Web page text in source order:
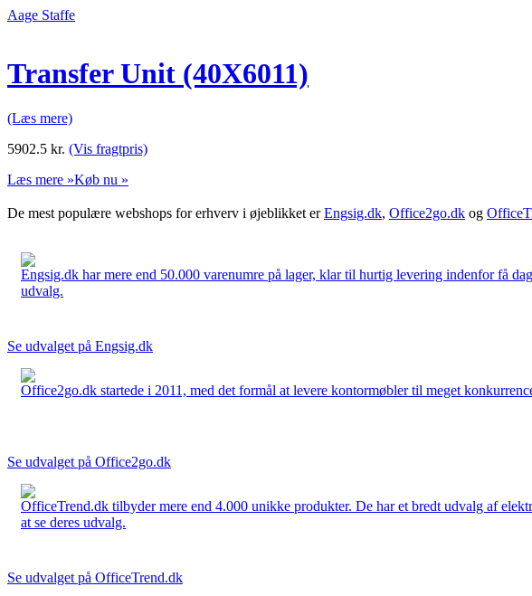
Aage Staffe
Transfer Unit (40X6011)
(Læs mere)
5902.5 kr. (Vis fragtpris)
Læs mere »Køb nu »
De mest populære webshops for erhverv i øjeblikket erEngsig.dk, Office2go.dk og
Engsig.dk har mere end 50.000 varenumre på lager, klar til hurtig levering indenfor få
udvalg.
Se udvalget på Engsig.dk
Office2go.dk startede i 2011, med det formål at levere kontormøbler til meget
Se udvalget på Office2go.dk
OfficeTrend.dk tilbyder mere end 4.000 unikke produkter. De har et bredt udvalg af
at se deres udvalg.
Se udvalget på OfficeTrend.dk